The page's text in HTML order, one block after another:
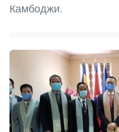
Камбоджи.